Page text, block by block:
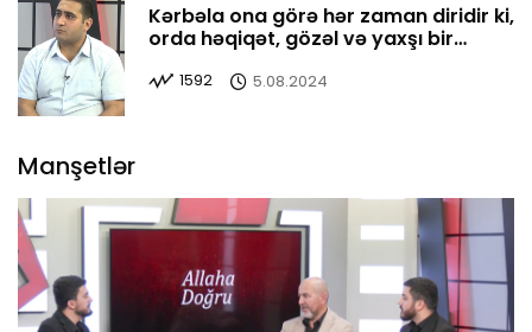
Kərbəla ona görə hər zaman diridir ki,
orda həqiqət, gözəl və yaxşı bir
1592 5.08.2024
Manşetlər